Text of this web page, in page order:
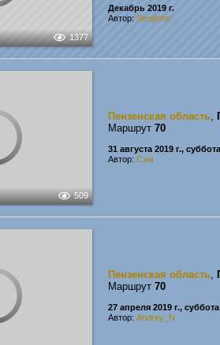
1377
Декабрь 2019 г.
Автор: Serginho
509
Пензенская область,
Маршрут 70
31 августа 2019 г., суббота
Автор: Сэм
Пензенская область,
Маршрут 70
27 апреля 2019 г., суббота
Автор: Andrey_N